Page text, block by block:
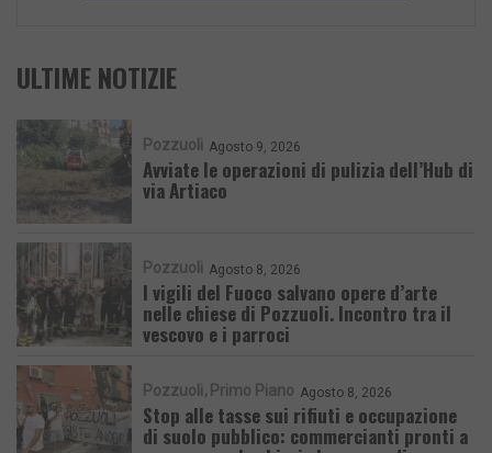
ULTIME NOTIZIE
Pozzuoli Agosto 9, 2026
Avviate le operazioni di pulizia dell’Hub di
via Artiaco
Pozzuoli Agosto 8, 2026
I vigili del Fuoco salvano opere d’arte
nelle chiese di Pozzuoli. Incontro tra il
vescovo e i parroci
Pozzuoli Primo Piano Agosto 8, 2026
Stop alle tasse sui rifiuti e occupazione
di suolo pubblico: commercianti pronti a